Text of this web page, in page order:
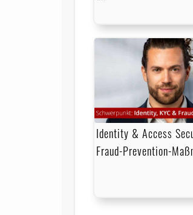
Identity & Access
Fraud-Prevention-